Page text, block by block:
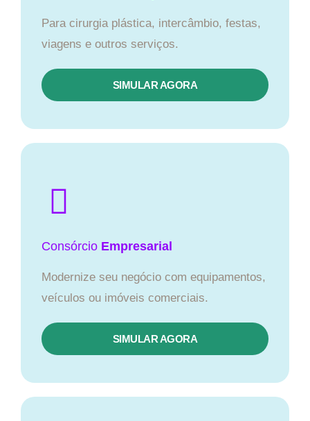
Para cirurgia plástica, intercâmbio, festas,
viagens e outros serviços.
SIMULAR AGORA
Consórcio Empresarial
Modernize seu negócio com equipamentos,
veículos ou imóveis comerciais.
SIMULAR AGORA